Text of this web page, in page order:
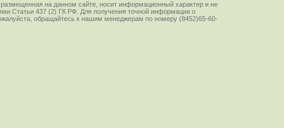
на данном сайте, носит информационный характер и не
Статьи 437 (2) ГК РФ. Для получения точной информации о
обращайтесь к нашим менеджерам по номеру (8452)65-60-